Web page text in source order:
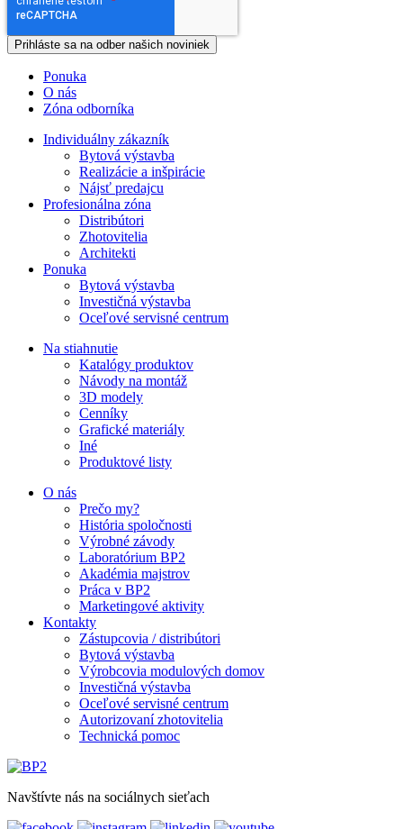
Ponuka
O nás
Zóna odborníka
Individuálny zákazník
Bytová výstavba
Realizácie a inšpirácie
Nájsť predajcu
Profesionálna zóna
Distribútori
Zhotovitelia
Architekti
Ponuka
Bytová výstavba
Investičná výstavba
Oceľové servisné centrum
Na stiahnutie
Katalógy produktov
Návody na montáž
3D modely
Cenníky
Grafické materiály
Iné
Produktové listy
O nás
Prečo my?
História spoločnosti
Výrobné závody
Laboratórium BP2
Akadémia majstrov
Práca v BP2
Marketingové aktivity
Kontakty
Zástupcovia / distribútori
Bytová výstavba
Výrobcovia modulových domov
Investičná výstavba
Oceľové servisné centrum
Autorizovaní zhotovitelia
Technická pomoc
Navštívte nás na sociálnych sieťach